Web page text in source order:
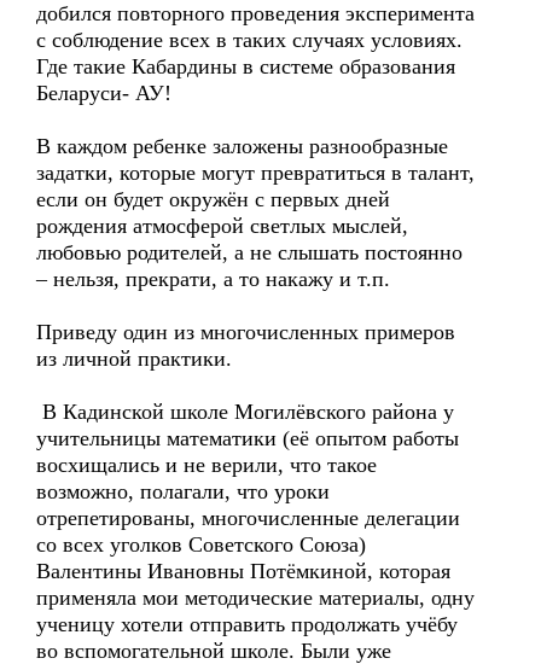
добился повторного проведения эксперимента
с соблюдение всех в таких случаях условиях.
Где такие Кабардины в системе образования
Беларуси- АУ!
В каждом ребенке заложены разнообразные
задатки, которые могут превратиться в талант,
если он будет окружён с первых дней
рождения атмосферой светлых мыслей,
любовью родителей, а не слышать постоянно
– нельзя, прекрати, а то накажу и т.п.
Приведу один из многочисленных примеров
из личной практики.
В Кадинской школе Могилёвского района у
учительницы математики (её опытом работы
восхищались и не верили, что такое
возможно, полагали, что уроки
отрепетированы, многочисленные делегации
со всех уголков Советского Союза)
Валентины Ивановны Потёмкиной, которая
применяла мои методические материалы, одну
ученицу хотели отправить продолжать учёбу
во вспомогательной школе. Были уже